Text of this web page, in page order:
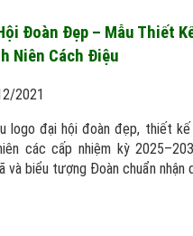
Đoàn Đẹp – Mẫu Thiết
Niên Cách Điệu
2021
logo đại hội đoàn đẹp, thiết
các cấp nhiệm kỳ
và biểu tượng Đoàn chuẩn nhận